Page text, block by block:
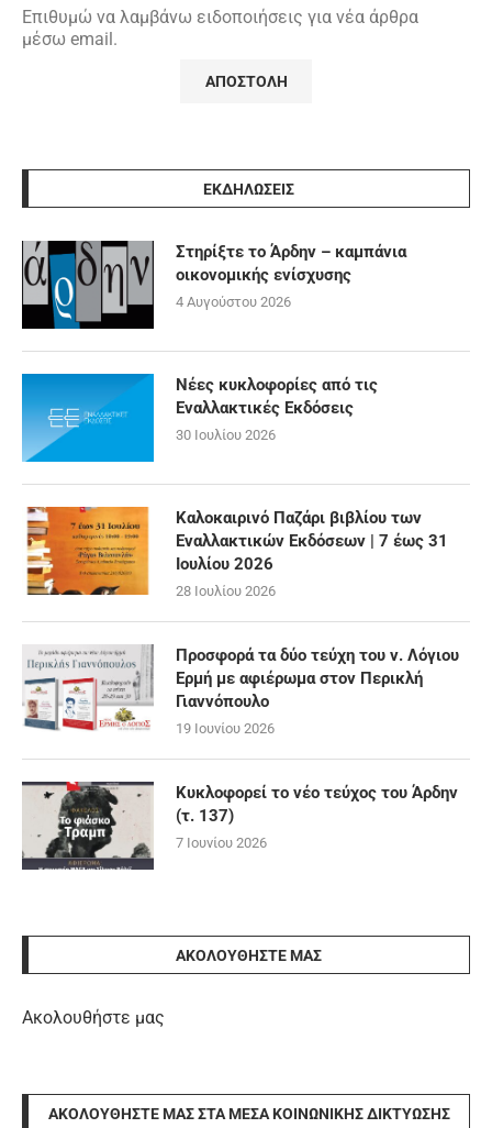
Επιθυμώ να λαμβάνω ειδοποιήσεις για νέα άρθρα
μέσω email.
ΕΚΔΗΛΩΣΕΙΣ
Στηρίξτε το Άρδην – καμπάνια
οικονομικής ενίσχυσης
4 Αυγούστου 2026
Νέες κυκλοφορίες από τις
Εναλλακτικές Εκδόσεις
30 Ιουλίου 2026
Καλοκαιρινό Παζάρι βιβλίου των
Εναλλακτικών Εκδόσεων | 7 έως 31
Ιουλίου 2026
28 Ιουλίου 2026
Προσφορά τα δύο τεύχη του ν. Λόγιου
Ερμή με αφιέρωμα στον Περικλή
Γιαννόπουλο
19 Ιουνίου 2026
Κυκλοφορεί το νέο τεύχος του Άρδην
(τ. 137)
7 Ιουνίου 2026
ΑΚΟΛΟΥΘΉΣΤΕ ΜΑΣ
Ακολουθήστε μας
ΑΚΟΛΟΥΘΉΣΤΕ ΜΑΣ ΣΤΑ ΜΈΣΑ ΚΟΙΝΩΝΙΚΉΣ ΔΙΚΤΎΩΣΗΣ